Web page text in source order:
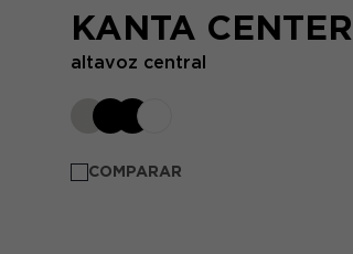
KANTA CENTER
altavoz central
COMPARAR